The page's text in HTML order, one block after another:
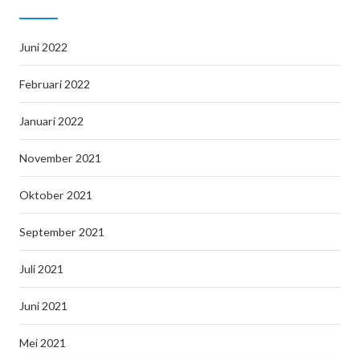
Juni 2022
Februari 2022
Januari 2022
November 2021
Oktober 2021
September 2021
Juli 2021
Juni 2021
Mei 2021